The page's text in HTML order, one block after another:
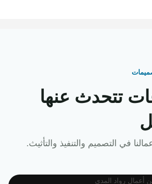
تتحدث عنها
في التصميم والتنفيذ والتأثيث.